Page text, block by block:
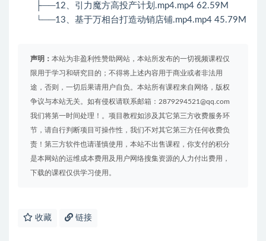
├──12、引力魔方高投产计划.mp4.mp4 62.59M
└──13、基于万相台打造动销店铺.mp4.mp4 45.79M
声明： 本站为非盈利性赞助网站，本站所发布的一切视频课程仅
限用于学习和研究目的；不得将上述内容用于商业或者非法用
途，否则，一切后果请用户自负。本站所有课程来自网络，版权
争议与本站无关。如有侵权请联系邮箱：2879294521@qq.com
我们将第一时间处理！。项目教程如涉及其它第三方收费服务环
节，请自行判断项目可操作性，我们不对其它第三方任何收费负
责！第三方软件也请谨慎使用，本站不出售课程，你支付的积分
是本网站的运维成本费用及用户网络搜集资源的人力付出费用，
下载的课程仅供学习使用。
收藏 链接